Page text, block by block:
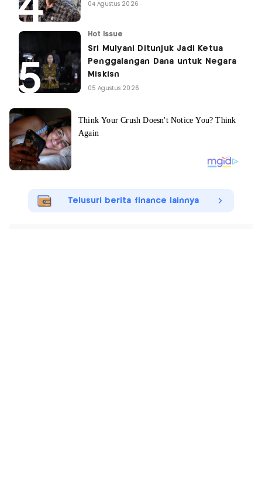
04 Agustus 2026
Hot Issue
Sri Mulyani Ditunjuk Jadi Ketua
Penggalangan Dana untuk Negara
Miskisn
05 Agustus 2026
Telusuri berita finance lainnya